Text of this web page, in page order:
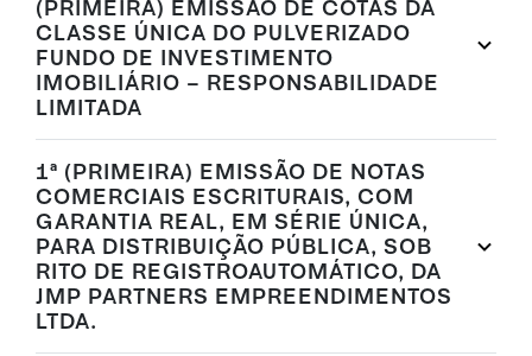
(PRIMEIRA) EMISSÃO DE COTAS DA
CLASSE ÚNICA DO PULVERIZADO
FUNDO DE INVESTIMENTO
IMOBILIÁRIO – RESPONSABILIDADE
LIMITADA
1ª (PRIMEIRA) EMISSÃO DE NOTAS
COMERCIAIS ESCRITURAIS, COM
GARANTIA REAL, EM SÉRIE ÚNICA,
PARA DISTRIBUIÇÃO PÚBLICA, SOB
RITO DE REGISTROAUTOMÁTICO, DA
JMP PARTNERS EMPREENDIMENTOS
LTDA.